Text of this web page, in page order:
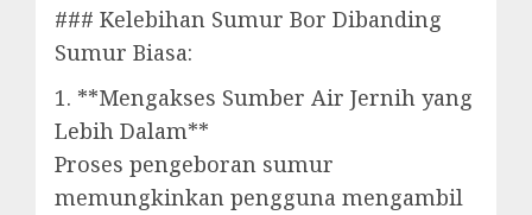
### Kelebihan Sumur Bor Dibanding
Sumur Biasa:
1. **Mengakses Sumber Air Jernih yang
Lebih Dalam**
Proses pengeboran sumur
memungkinkan pengguna mengambil